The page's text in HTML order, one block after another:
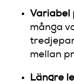
Variabel
många
mellan
Längre